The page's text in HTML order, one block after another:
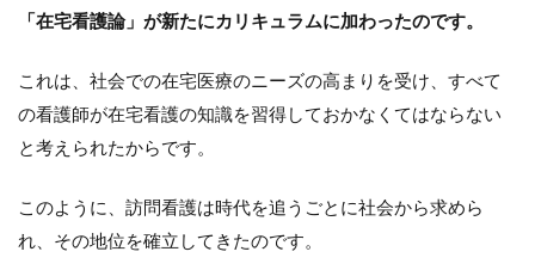
「在宅看護論」が新たにカリキュラムに加わったのです。
これは、社会での在宅医療のニーズの高まりを受け、すべて
の看護師が在宅看護の知識を習得しておかなくてはならない
と考えられたからです。
このように、訪問看護は時代を追うごとに社会から求めら
れ、その地位を確立してきたのです。